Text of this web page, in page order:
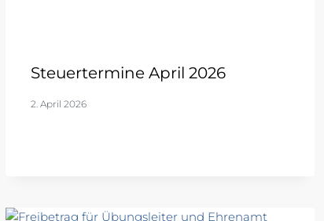
Steuertermine April 2026
2. April 2026